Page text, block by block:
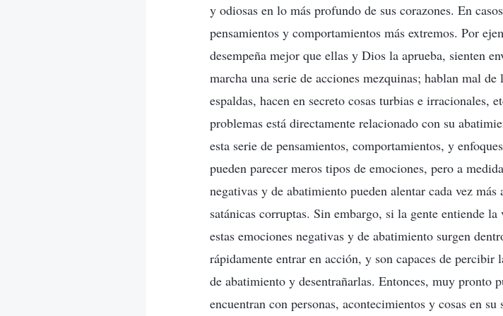
y odiosas en lo más profundo de sus corazones. En
pensamientos y comportamientos más extremos. Por
desempeña mejor que ellas y Dios la aprueba, sienten
marcha una serie de acciones mezquinas; hablan mal
espaldas, hacen en secreto cosas turbias e irracionales,
problemas está directamente relacionado con su
esta serie de pensamientos, comportamientos, y
pueden parecer meros tipos de emociones, pero a
negativas y de abatimiento pueden alentar cada vez
satánicas corruptas. Sin embargo, si la gente entiende
estas emociones negativas y de abatimiento surgen
rápidamente entrar en acción, y son capaces de percibir
de abatimiento y desentrañarlas. Entonces, muy pronto
encuentran con personas, acontecimientos y cosas en